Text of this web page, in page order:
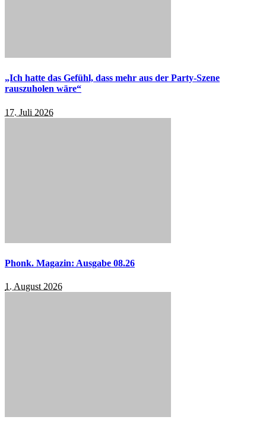
„Ich hatte das Gefühl, dass mehr aus der Party-Szene
rauszuholen wäre“
17. Juli 2026
Phonk. Magazin: Ausgabe 08.26
1. August 2026